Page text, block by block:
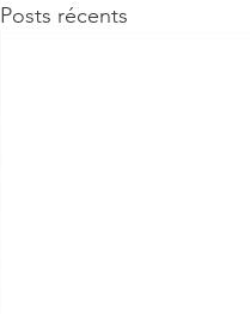
Posts récents